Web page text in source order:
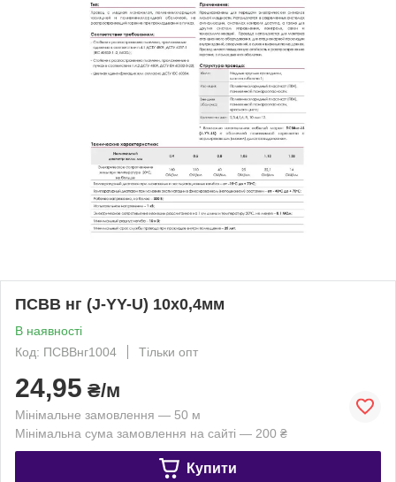
ПСВВ нг (J-YY-U) 10х0,4мм
В наявності
Код: ПСВВнг1004
Тільки опт
24,95 ₴/м
Мінімальне замовлення — 50 м
Мінімальна сума замовлення на сайті — 200 ₴
Купити